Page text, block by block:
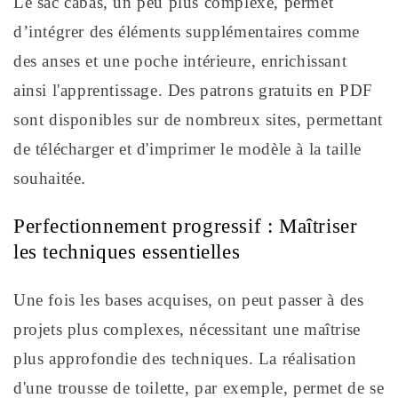
d’intégrer des éléments supplémentaires comme
des anses et une poche intérieure, enrichissant
ainsi l'apprentissage. Des patrons gratuits en PDF
sont disponibles sur de nombreux sites, permettant
de télécharger et d'imprimer le modèle à la taille
souhaitée.
Perfectionnement progressif : Maîtriser
les techniques essentielles
Une fois les bases acquises, on peut passer à des
projets plus complexes, nécessitant une maîtrise
plus approfondie des techniques. La réalisation
d'une trousse de toilette, par exemple, permet de se